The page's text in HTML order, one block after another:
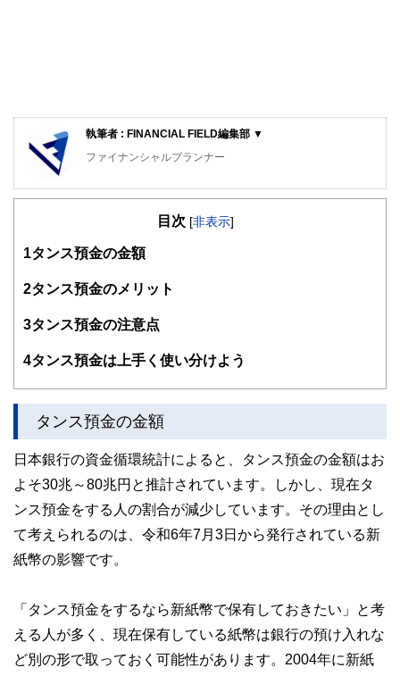
執筆者 : FINANCIAL FIELD編集部 ▼
ファイナンシャルプランナー
FinancialField編集部は、金融、経済に関する記事を、日々
知識がない方でも理解できるようわかりやすく発信していま
得者を中心に「お金や暮らし」に関する書籍・雑誌の編集経
験者で構成され、企画立案から記事掲載まですべての工程に
護士、税理士、宅地建物取引士、相続診断士、住宅ローンア
かしく感じられる年金や税金、相続、保険、ローンなどの話
をわかりやすく発信している点です。
執筆者・監修者による執筆体制を築くことで、内容のわかり
やすさはもちろんのこと、読み応えのあるコンテンツと確か
な情報発信を実現しています。
コンシェルジュを目指します。
目次 [非表示]
1 タンス預金の金額
2タンス預金のメリット
3タンス預金の注意点
4タンス預金は上手く使い分けよう
タンス預金の金額
日本銀行の資金循環統計によると、タンス預金の金額はお
よそ30兆～80兆円と推計されています。しかし、現在タ
ンス預金をする人の割合が減少しています。その理由とし
て考えられるのは、令和6年7月3日から発行されている新
紙幣の影響です。
「タンス預金をするなら新紙幣で保有しておきたい」と考
える人が多く、現在保有している紙幣は銀行の預け入れな
ど別の形で取っておく可能性があります。2004年に新紙